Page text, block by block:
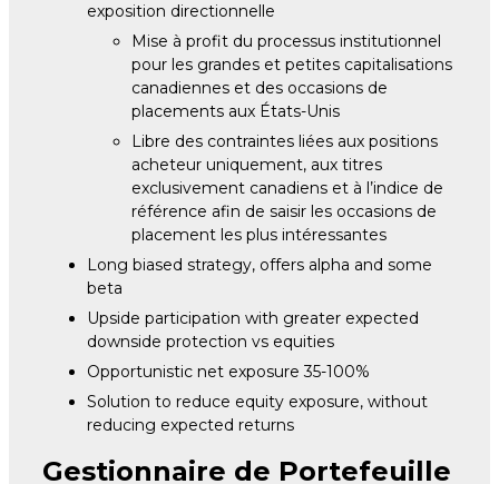
exposition directionnelle
Mise à profit du processus institutionnel
pour les grandes et petites capitalisations
canadiennes et des occasions de
placements aux États-Unis
Libre des contraintes liées aux positions
acheteur uniquement, aux titres
exclusivement canadiens et à l’indice de
référence afin de saisir les occasions de
placement les plus intéressantes
Long biased strategy, offers alpha and some
beta
Upside participation with greater expected
downside protection vs equities
Opportunistic net exposure 35-100%
Solution to reduce equity exposure, without
reducing expected returns
Gestionnaire de Portefeuille